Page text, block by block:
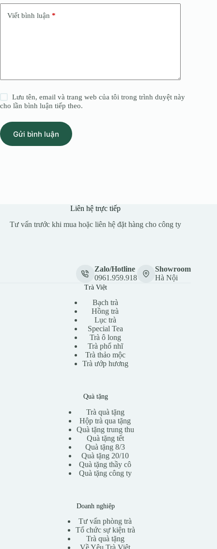
Viết bình luận *
Lưu tên, email và trang web của tôi trong trình duyệt này
cho lần bình luận tiếp theo.
Gửi bình luận
Liên hệ trực tiếp
Tư vấn trước khi mua hoặc liên hệ đặt hàng cho công ty
Zalo/Hotline
0961.959.918
Showroom
Hà Nội
Trà Việt
Bạch trà
Hồng trà
Lục trà
Special Tea
Trà ô long
Trà phổ nhĩ
Trà thảo mộc
Trà ướp hương
Quà tặng
Trà quà tặng
Hộp trà qua tặng
Quà tặng trung thu
Quà tặng tết
Quà tặng 8/3
Quà tặng 20/10
Quà tặng thầy cô
Quà tặng công ty
Doanh nghiệp
Tư vấn phòng trà
Tổ chức sự kiện trà
Trà quà tặng
Về Yêu Trà Việt